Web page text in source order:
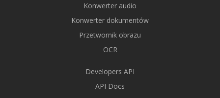
Konwerter audio
Konwerter dokumentów
Przetwornik obrazu
OCR
Developers API
API Docs